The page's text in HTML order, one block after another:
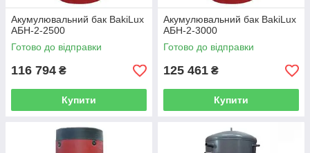
Акумулювальний бак BakiLux
АБН-2-2500
Готово до відправки
116 794 ₴
Купити
Акумулювальний бак BakiLux
АБН-2-3000
Готово до відправки
125 461 ₴
Купити